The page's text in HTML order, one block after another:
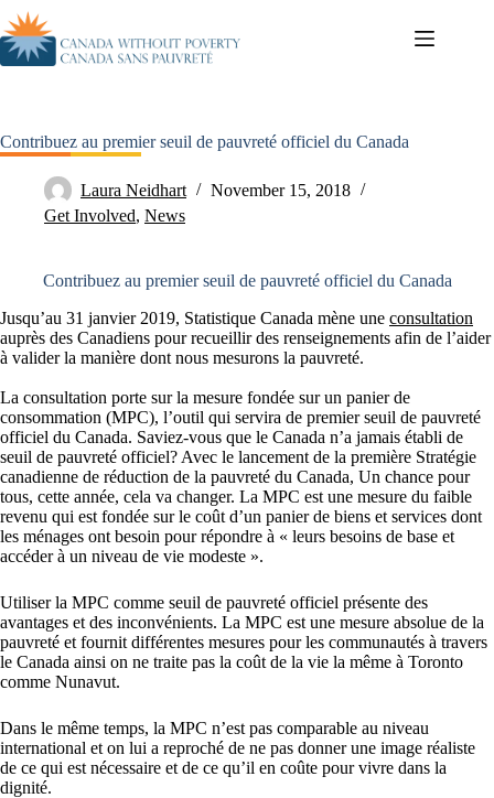
Contribuez au premier seuil de pauvreté officiel du Canada
Laura Neidhart
November 15, 2018
Get Involved, News
Contribuez au premier seuil de pauvreté officiel du Canada
Jusqu’au 31 janvier 2019, Statistique Canada mène une consultation
auprès des Canadiens pour recueillir des renseignements afin de l’aider
à valider la manière dont nous mesurons la pauvreté.
La consultation porte sur la mesure fondée sur un panier de
consommation (MPC), l’outil qui servira de premier seuil de pauvreté
officiel du Canada. Saviez-vous que le Canada n’a jamais établi de
seuil de pauvreté officiel? Avec le lancement de la première Stratégie
canadienne de réduction de la pauvreté du Canada, Un chance pour
tous, cette année, cela va changer. La MPC est une mesure du faible
revenu qui est fondée sur le coût d’un panier de biens et services dont
les ménages ont besoin pour répondre à « leurs besoins de base et
accéder à un niveau de vie modeste ».
Utiliser la MPC comme seuil de pauvreté officiel présente des
avantages et des inconvénients. La MPC est une mesure absolue de la
pauvreté et fournit différentes mesures pour les communautés à travers
le Canada ainsi on ne traite pas la coût de la vie la même à Toronto
comme Nunavut.
Dans le même temps, la MPC n’est pas comparable au niveau
international et on lui a reproché de ne pas donner une image réaliste
de ce qui est nécessaire et de ce qu’il en coûte pour vivre dans la
dignité.